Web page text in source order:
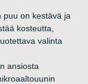
puu on kestävä ja
kosteutta,
valinta
ansiosta